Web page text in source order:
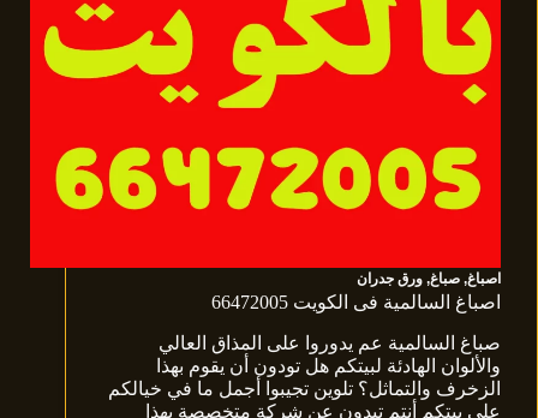
اصباغ, صباغ, ورق جدران
اصباغ السالمية فى الكويت 66472005
صباغ السالمية عم يدوروا على المذاق العالي
والألوان الهادئة لبيتكم هل تودون أن يقوم بهذا
الزخرف والتماثل؟ تلوين تجيبوا أجمل ما في خيالكم
على بيتكم أنتم تبدون عن شركة متخصصة بهذا